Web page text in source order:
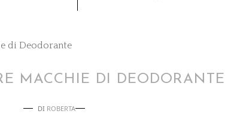
di Deodorante
MACCHIE DI DEODORANTE
DI ROBERTA